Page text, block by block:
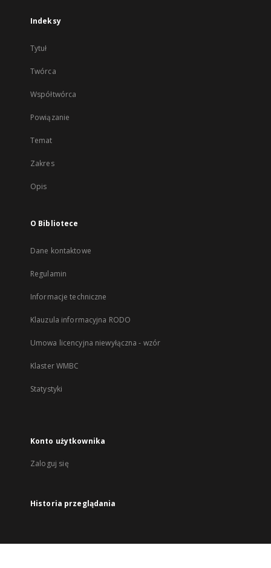
Indeksy
Tytuł
Twórca
Współtwórca
Powiązanie
Temat
Zakres
Opis
O Bibliotece
Dane kontaktowe
Regulamin
Informacje techniczne
Klauzula informacyjna RODO
Umowa licencyjna niewyłączna - wzór
Klaster WMBC
Statystyki
Konto użytkownika
Zaloguj się
Historia przeglądania